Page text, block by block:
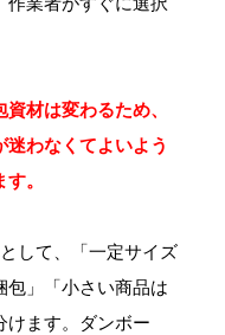
材は変わるため、
迷わなくてよいよう
。
して、「一定サイズ
包」「小さい商品は
けます。ダンボー